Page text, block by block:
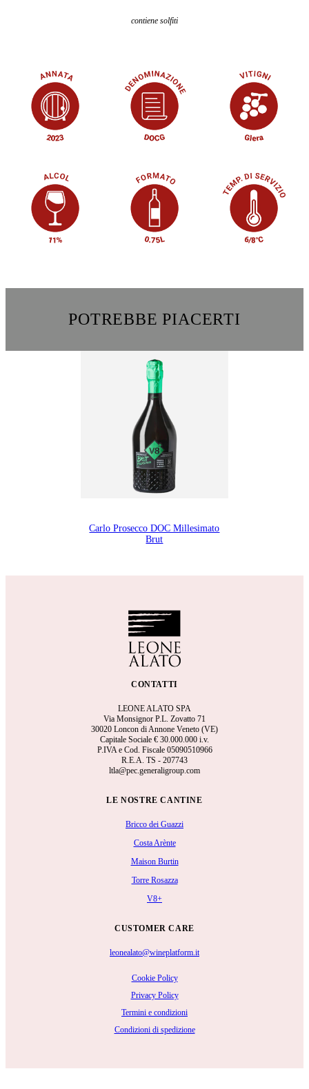
contiene solfiti
POTREBBE PIACERTI
Carlo Prosecco DOC Millesimato
Brut
CONTATTI
LEONE ALATO SPA
Via Monsignor P.L. Zovatto 71
30020 Loncon di Annone Veneto (VE)
Capitale Sociale € 30.000.000 i.v.
P.IVA e Cod. Fiscale 05090510966
R.E.A. TS - 207743
ltla@pec.generaligroup.com
LE NOSTRE CANTINE
Bricco dei Guazzi
Costa Arènte
Maison Burtin
Torre Rosazza
V8+
CUSTOMER CARE
leonealato@wineplatform.it
Cookie Policy
Privacy Policy
Termini e condizioni
Condizioni di spedizione